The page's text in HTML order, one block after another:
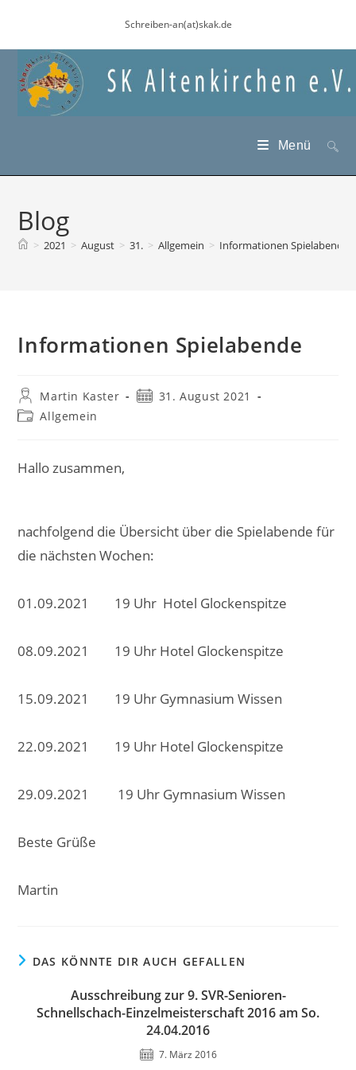
springen
Schreiben-an(at)skak.de
Menü
Blog
> 2021 > August > 31. > Allgemein > Informationen Spielabende
Informationen Spielabende
Beitrags-
Autor:
Martin Kaster
Beitrag31. August 2021
Beitrags-
Allgemein
Hallo zusammen,
nachfolgend die Übersicht über die Spielabende für
die nächsten Wochen:
01.09.2021 19 Uhr Hotel Glockenspitze
08.09.2021 19 Uhr Hotel Glockenspitze
15.09.2021 19 Uhr Gymnasium Wissen
22.09.2021 19 Uhr Hotel Glockenspitze
29.09.2021 19 Uhr Gymnasium Wissen
Beste Grüße
Martin
DAS KÖNNTE DIR AUCH GEFALLEN
Ausschreibung zur 9. SVR-Senioren-
Schnellschach-Einzelmeisterschaft 2016 am So.
24.04.2016
7. März 2016